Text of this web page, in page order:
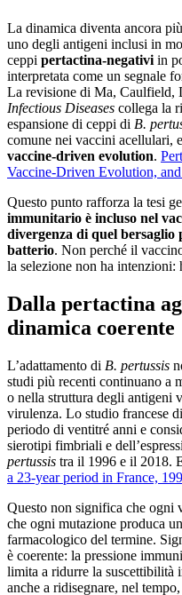
La dinamica diventa ancora
uno degli antigeni inclusi in
ceppi pertactina-negativiin
interpretata come un segnale
La revisione di Ma, Caulfield,
Infectious Diseases collega la
espansione di ceppi di B.
comune nei vaccini acellulari,
vaccine-driven evolution.
Vaccine-Driven Evolution,
Questo punto rafforza la tesi
immunitario è incluso nel
divergenza di quel bersaglio
batterio. Non perché il
la selezione non ha intenzioni:
Dalla pertactina
dinamica coerente
L’adattamento di B. pertussis
studi più recenti continuano a
o nella struttura degli antigeni
virulenza. Lo studio francese
periodo di ventitré anni e
sierotipi fimbriali e
pertussis tra il 1996 e il 2018.
a 23-year period in France,
Questo non significa che ogni
che ogni mutazione produca
farmacologico del termine.
è coerente: la pressione
limita a ridurre la suscettibilità
anche a ridisegnare, nel